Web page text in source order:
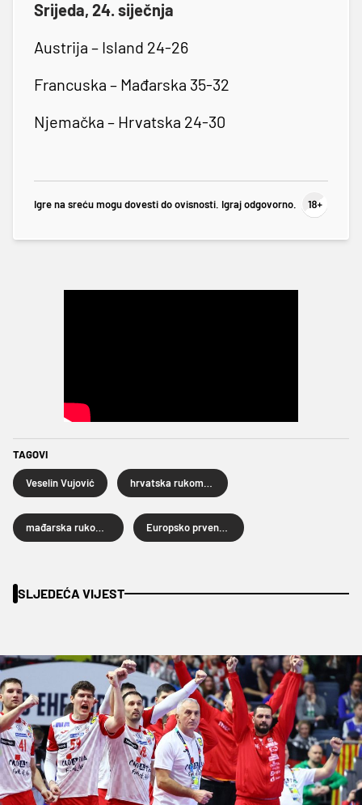
Srijeda, 24. siječnja
Austrija – Island 24-26
Francuska – Mađarska 35-32
Njemačka – Hrvatska 24-30
Igre na sreću mogu dovesti do ovisnosti. Igraj odgovorno.
TAGOVI
Veselin Vujović
SLJEDEĆA VIJEST